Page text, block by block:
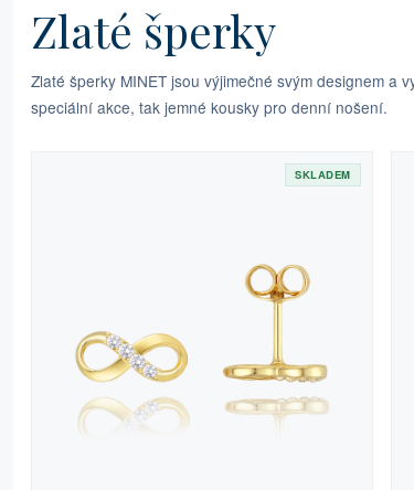
Zlaté šperky
Zlaté šperky MINET jsou výjimečné svým designem a
speciální akce, tak jemné kousky pro denní nošení.
SKLADEM